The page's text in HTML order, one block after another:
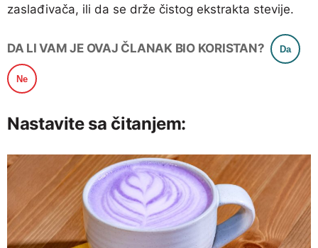
zaslađivača, ili da se drže čistog ekstrakta stevije.
DA LI VAM JE OVAJ ČLANAK BIO KORISTAN? Da
Ne
Nastavite sa čitanjem: